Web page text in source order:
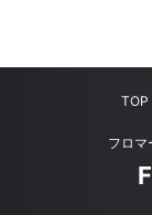
TOP
フロ